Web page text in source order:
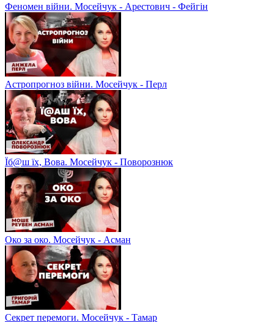
Феномен війни. Мосейчук - Арестович - Фейгін
Астропрогноз війни. Мосейчук - Перл
Їб@ш їх, Вова. Мосейчук - Поворознюк
Око за око. Мосейчук - Асман
Секрет перемоги. Мосейчук - Тамар